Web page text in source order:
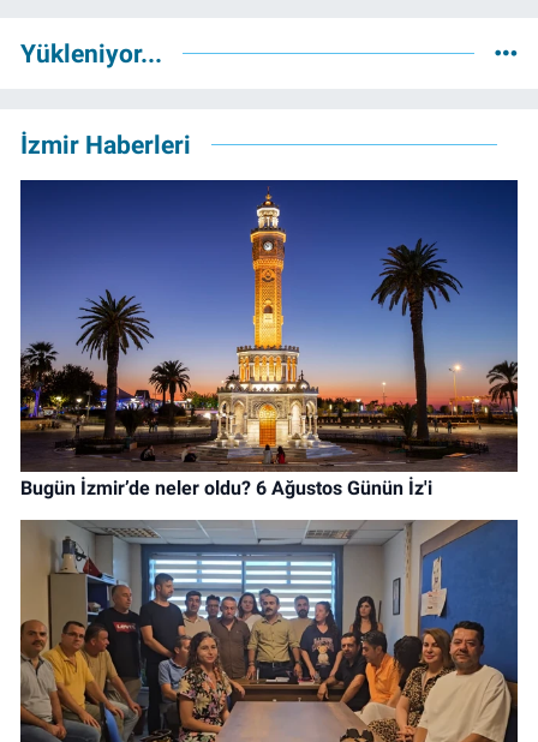
Yükleniyor...
İzmir Haberleri
Bugün İzmir’de neler oldu? 6 Ağustos Günün İz'i